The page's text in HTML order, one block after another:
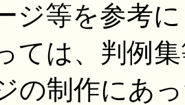
ジ等を参考
ては、判例
の制作にあ